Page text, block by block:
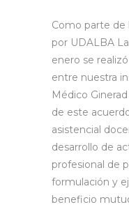
Como parte de
por UDALBA
enero se
entre nuestra
Médico
de este
asistencial
desarrollo de
profesional de
formulación y
beneficio